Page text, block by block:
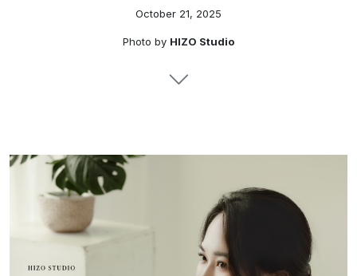
Photo by HIZO Studio
October 21, 2025